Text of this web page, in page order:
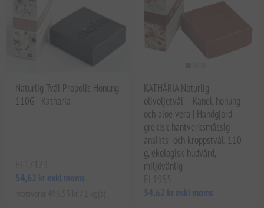
Naturlig Tvål Propolis Honung
110G - Katharia
54,62 kr exkl moms
KATHÁRIA Naturlig
olivoljetvål – Kanel, honung
och aloe vera | Handgjord
grekisk hantverksmässig
ansikts- och kroppstvål, 110
g, ekologisk hudvård,
miljövänlig
54,62 kr exkl moms